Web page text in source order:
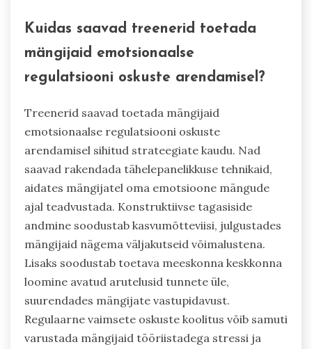
Kuidas saavad treenerid toetada
mängijaid emotsionaalse
regulatsiooni oskuste arendamisel?
Treenerid saavad toetada mängijaid
emotsionaalse regulatsiooni oskuste
arendamisel sihitud strateegiate kaudu. Nad
saavad rakendada tähelepanelikkuse tehnikaid,
aidates mängijatel oma emotsioone mängude
ajal teadvustada. Konstruktiivse tagasiside
andmine soodustab kasvumõtteviisi, julgustades
mängijaid nägema väljakutseid võimalustena.
Lisaks soodustab toetava meeskonna keskkonna
loomine avatud arutelusid tunnete üle,
suurendades mängijate vastupidavust.
Regulaarne vaimsete oskuste koolitus võib samuti
varustada mängijaid tööriistadega stressi ja